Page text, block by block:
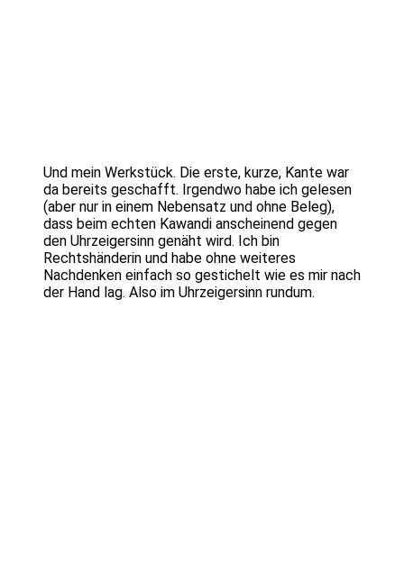
Und mein Werkstück. Die erste, kurze, Kante war
da bereits geschafft. Irgendwo habe ich gelesen
(aber nur in einem Nebensatz und ohne Beleg),
dass beim echten Kawandi anscheinend gegen
den Uhrzeigersinn genäht wird. Ich bin
Rechtshänderin und habe ohne weiteres
Nachdenken einfach so gestichelt wie es mir nach
der Hand lag. Also im Uhrzeigersinn rundum.